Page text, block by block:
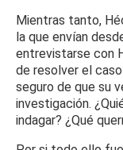
Mientras tanto,
la que envían
entrevistarse con
de resolver el
seguro de que su
investigación.
indagar? ¿Qué